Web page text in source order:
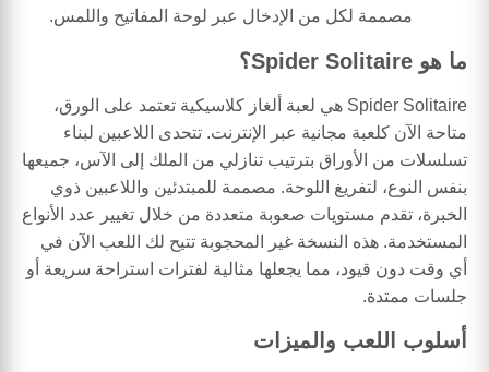
مصممة لكل من الإدخال عبر لوحة المفاتيح واللمس.
ما هو Spider Solitaire؟
Spider Solitaire هي لعبة ألغاز كلاسيكية تعتمد على الورق،
متاحة الآن كلعبة مجانية عبر الإنترنت. تتحدى اللاعبين لبناء
تسلسلات من الأوراق بترتيب تنازلي من الملك إلى الآس، جميعها
بنفس النوع، لتفريغ اللوحة. مصممة للمبتدئين واللاعبين ذوي
الخبرة، تقدم مستويات صعوبة متعددة من خلال تغيير عدد الأنواع
المستخدمة. هذه النسخة غير المحجوبة تتيح لك اللعب الآن في
أي وقت دون قيود، مما يجعلها مثالية لفترات استراحة سريعة أو
جلسات ممتدة.
أسلوب اللعب والميزات